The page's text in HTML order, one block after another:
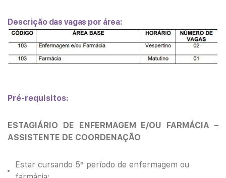
Descrição das vagas por área:
Pré-requisitos:
ESTAGIÁRIO DE ENFERMAGEM E/OU FARMÁCIA –
ASSISTENTE DE COORDENAÇÃO
Estar cursando 5° período de enfermagem ou